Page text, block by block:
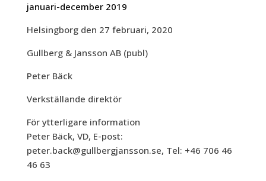
januari-december 2019
Helsingborg den 27 februari, 2020
Gullberg & Jansson AB (publ)
Peter Bäck
Verkställande direktör
För ytterligare information
Peter Bäck, VD, E-post:
peter.back@gullbergjansson.se, Tel: +46 706 46
46 63